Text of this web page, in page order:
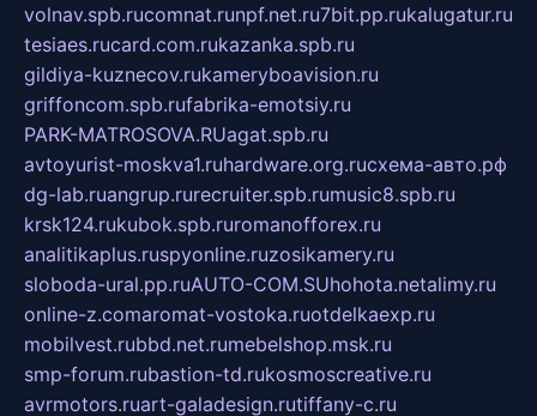
volnav.spb.rucomnat.runpf.net.ru7bit.pp.rukalugatur.ru
tesiaes.rucard.com.rukazanka.spb.ru
gildiya-kuznecov.rukameryboavision.ru
griffoncom.spb.rufabrika-emotsiy.ru
PARK-MATROSOVA.RUagat.spb.ru
avtoyurist-moskva1.ruhardware.org.ruсхема-авто.рф
dg-lab.ruangrup.rurecruiter.spb.rumusic8.spb.ru
krsk124.rukubok.spb.ruromanofforex.ru
analitikaplus.ruspyonline.ruzosikamery.ru
sloboda-ural.pp.ruAUTO-COM.SUhohota.netalimy.ru
online-z.comaromat-vostoka.ruotdelkaexp.ru
mobilvest.rubbd.net.rumebelshop.msk.ru
smp-forum.rubastion-td.rukosmoscreative.ru
avrmotors.ruart-galadesign.rutiffany-c.ru